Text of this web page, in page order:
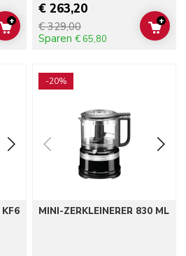
ADD TO CART
+
€ 263,20
€ 329,00
Sparen € 65,80
ADD
+
-20%
MINI-ZERKLEINERER 830 ML